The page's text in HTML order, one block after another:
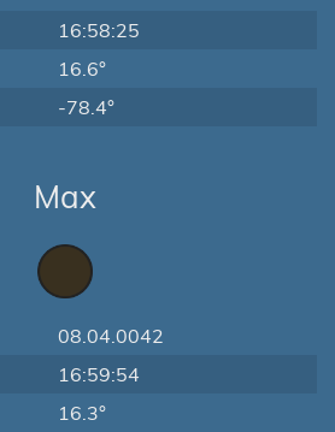
16:58:25
16.6°
-78.4°
Max
08.04.0042
16:59:54
16.3°